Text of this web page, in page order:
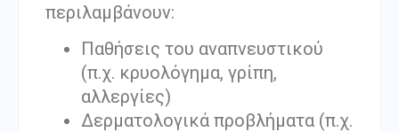
περιλαμβάνουν:
Παθήσεις του αναπνευστικού
(π.χ. κρυολόγημα, γρίπη,
αλλεργίες)
Δερματολογικά προβλήματα (π.χ.